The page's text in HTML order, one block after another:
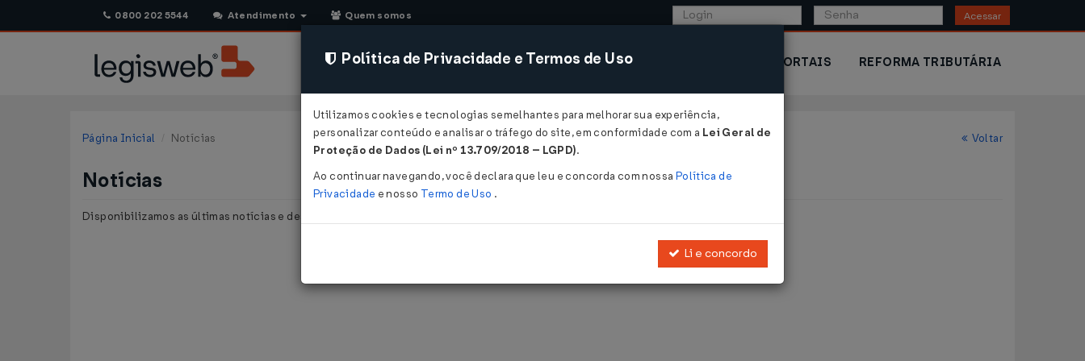
0800 202 5544 Atendimento Quem somos Acessar
CONSULTORIA SISTEMAS COMÉRCIO EXTERIOR PORTAIS REFORMA TRIBUTÁRIA
Página Inicial Notícias Voltar
Notícias
Disponibilizamos as últimas notícias e destaques publicadas pelo LegisWeb.
Política de Privacidade e Termos de Uso
Utilizamos cookies e tecnologias semelhantes para melhorar sua experiência,
personalizar conteúdo e analisar o tráfego do site, em conformidade com a Lei Geral de
Proteção de Dados (Lei nº 13.709/2018 – LGPD).
Ao continuar navegando, você declara que leu e concorda com nossa Política de
Privacidade e nosso Termo de Uso .
Li e concordo